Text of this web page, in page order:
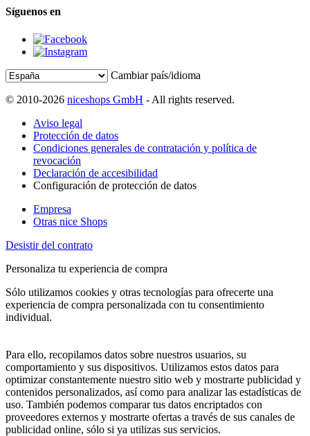
Síguenos en
Cambiar país/idioma
© 2010-2026 niceshops GmbH - All rights reserved.
Aviso legal
Protección de datos
Condiciones generales de contratación y política de
revocación
Declaración de accesibilidad
Configuración de protección de datos
Empresa
Otras nice Shops
Desistir del contrato
Personaliza tu experiencia de compra
Sólo utilizamos cookies y otras tecnologías para ofrecerte una
experiencia de compra personalizada con tu consentimiento
individual.
Para ello, recopilamos datos sobre nuestros usuarios, su
comportamiento y sus dispositivos. Utilizamos estos datos para
optimizar constantemente nuestro sitio web y mostrarte publicidad y
contenidos personalizados, así como para analizar las estadísticas de
uso. También podemos comparar tus datos encriptados con
proveedores externos y mostrarte ofertas a través de sus canales de
publicidad online, sólo si ya utilizas sus servicios.